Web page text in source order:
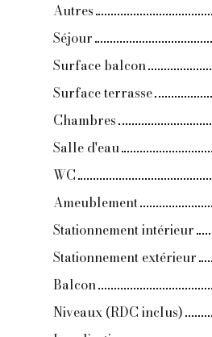
Autres
Séjour
Surface balcon
Surface terrasse
Chambres
Salle d'eau
WC
Ameublement
Stationnement intérieur
Stationnement extérieur
Balcon
Niveaux (RDC inclus)